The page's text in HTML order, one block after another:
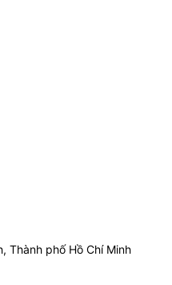
Thành phố Hồ Chí Minh